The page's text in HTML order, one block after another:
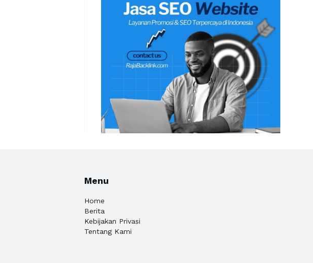
Menu
Home
Berita
Kebijakan Privasi
Tentang Kami